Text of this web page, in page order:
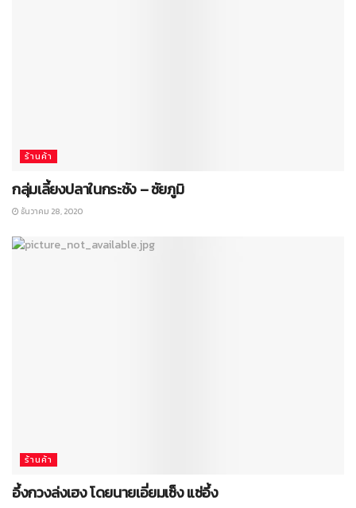
ร้านค้า
กลุ่มเลี้ยงปลาในกระชัง – ชัยภูมิ
ธันวาคม 28, 2020
ร้านค้า
อึ้งกวงล่งเฮง โดยนายเอี่ยมเซ็ง แซ่อึ้ง